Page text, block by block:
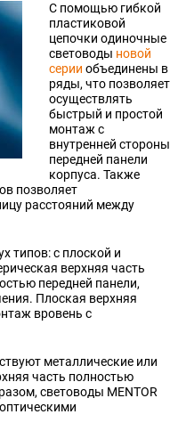
С помощью гибкой
пластиковой
цепочки одиночные
световоды новой
серии объединены в
ряды, что позволяет
осуществлять
быстрый и простой
монтаж с
внутренней стороны
передней панели
корпуса. Также
позволяет
расстояний между
типов: с плоской и
верхняя часть
передней панели,
Плоская верхняя
вровень с
металлические или
часть полностью
световоды MENTOR